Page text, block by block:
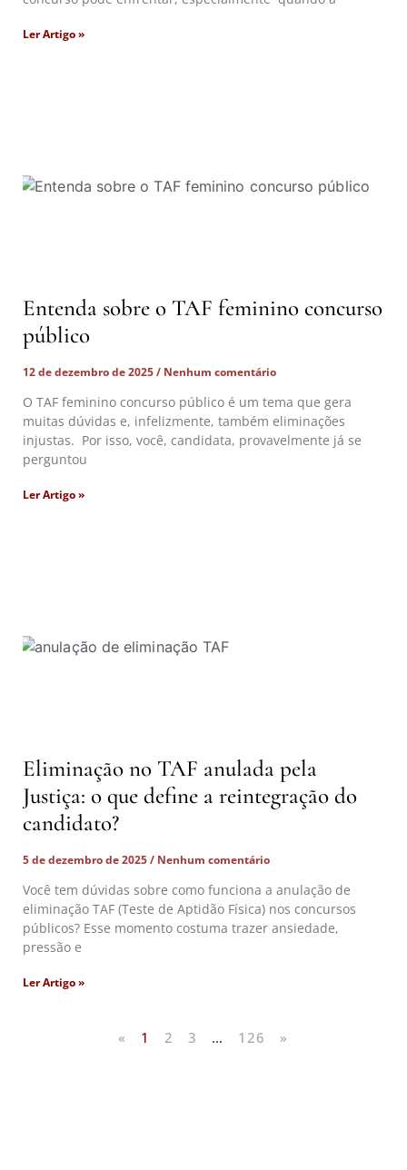
Ler Artigo »
Entenda sobre o TAF feminino concurso
público
12 de dezembro de 2025 Nenhum comentário
O TAF feminino concurso público é um tema que gera
muitas dúvidas e, infelizmente, também eliminações
injustas. Por isso, você, candidata, provavelmente já se
perguntou
Ler Artigo »
Eliminação no TAF anulada pela
Justiça: o que define a reintegração do
candidato?
5 de dezembro de 2025 Nenhum comentário
Você tem dúvidas sobre como funciona a anulação de
eliminação TAF (Teste de Aptidão Física) nos concursos
públicos? Esse momento costuma trazer ansiedade,
pressão e
Ler Artigo »
« 1 2 3 … 126 »